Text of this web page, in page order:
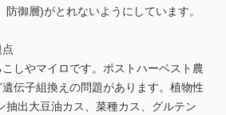
御層)がとれないようにしています。
しやマイロです。ポストハーベスト農
伝子組換えの問題があります。植物性
抽出大豆油カス、菜種カス、グルテン